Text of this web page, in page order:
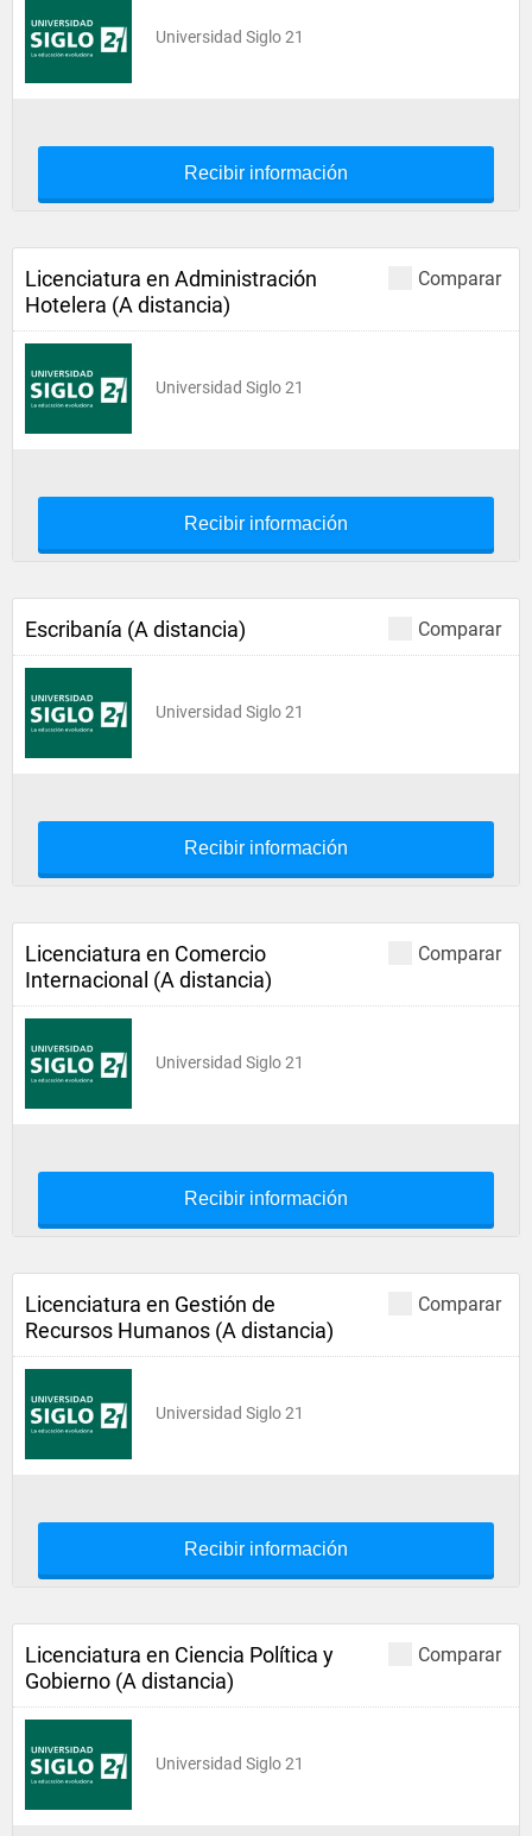
Universidad Siglo 21
Recibir información
Comparar
Licenciatura en Administración
Hotelera (A distancia)
Universidad Siglo 21
Recibir información
Comparar
Escribanía (A distancia)
Universidad Siglo 21
Recibir información
Comparar
Licenciatura en Comercio
Internacional (A distancia)
Universidad Siglo 21
Recibir información
Comparar
Licenciatura en Gestión de
Recursos Humanos (A distancia)
Universidad Siglo 21
Recibir información
Comparar
Licenciatura en Ciencia Política y
Gobierno (A distancia)
Universidad Siglo 21